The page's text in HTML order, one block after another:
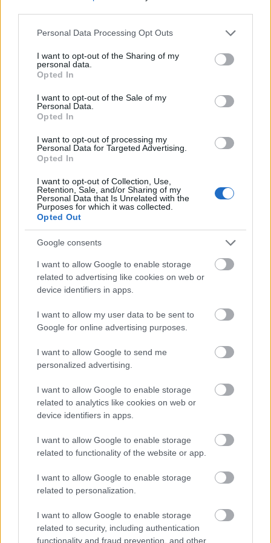
Please note that this website/app uses one or more Google
not limited to your visit or usage behaviour. You may click to
grant or deny consent to Google and its third-party tags to
use your data for below specified purposes in below Google
consent section.
Personal Data Processing Opt Outs
I want to opt-out of the Sharing of my
personal data.
Opted In
I want to opt-out of the Sale of my
Personal Data.
Opted In
I want to opt-out of processing my
Personal Data for Targeted Advertising.
Opted In
I want to opt-out of Collection, Use,
Retention, Sale, and/or Sharing of my
Personal Data that Is Unrelated with the
Purposes for which it was collected.
Opted Out
Google consents
I want to allow Google to enable storage
related to advertising like cookies on web or
device identifiers in apps.
I want to allow my user data to be sent to
Google for online advertising purposes.
I want to allow Google to send me
personalized advertising.
I want to allow Google to enable storage
related to analytics like cookies on web or
device identifiers in apps.
I want to allow Google to enable storage
related to functionality of the website or app.
I want to allow Google to enable storage
related to personalization.
I want to allow Google to enable storage
related to security, including authentication
functionality and fraud prevention, and other
Ελαστικά & Καλοκαίρι: Πώς να ελέγξετε τα λάστιχα
σε 2 λεπτά πριν το ταξίδι
Και όμως μπορούν να τους κλέψουν